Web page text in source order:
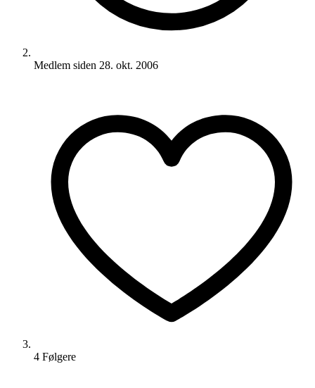
Medlem siden 28. okt. 2006
4 Følgere